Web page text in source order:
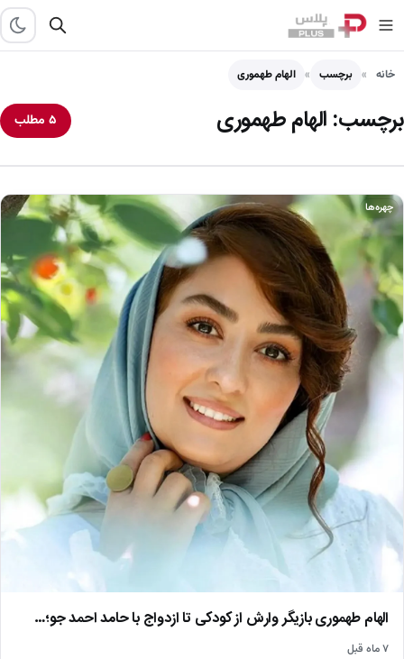
خانه برچسب الهام طهموری
برچسب: الهام طهموری ۵ مطلب
چهره‌ها
الهام طهموری بازیگر وارش از کودکی تا ازدواج با حامد احمد جو؛…
۷ ماه قبل